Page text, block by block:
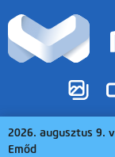
2026. augusztus 9.
Emőd